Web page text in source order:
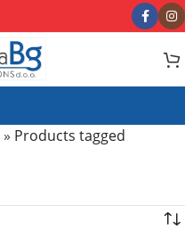
» Products tagged